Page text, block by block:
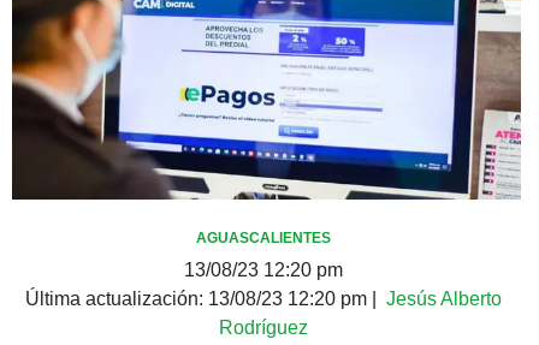
AGUASCALIENTES
13/08/23 12:20 pm
Última actualización: 13/08/23 12:20 pm
Jesús Alberto
Rodríguez